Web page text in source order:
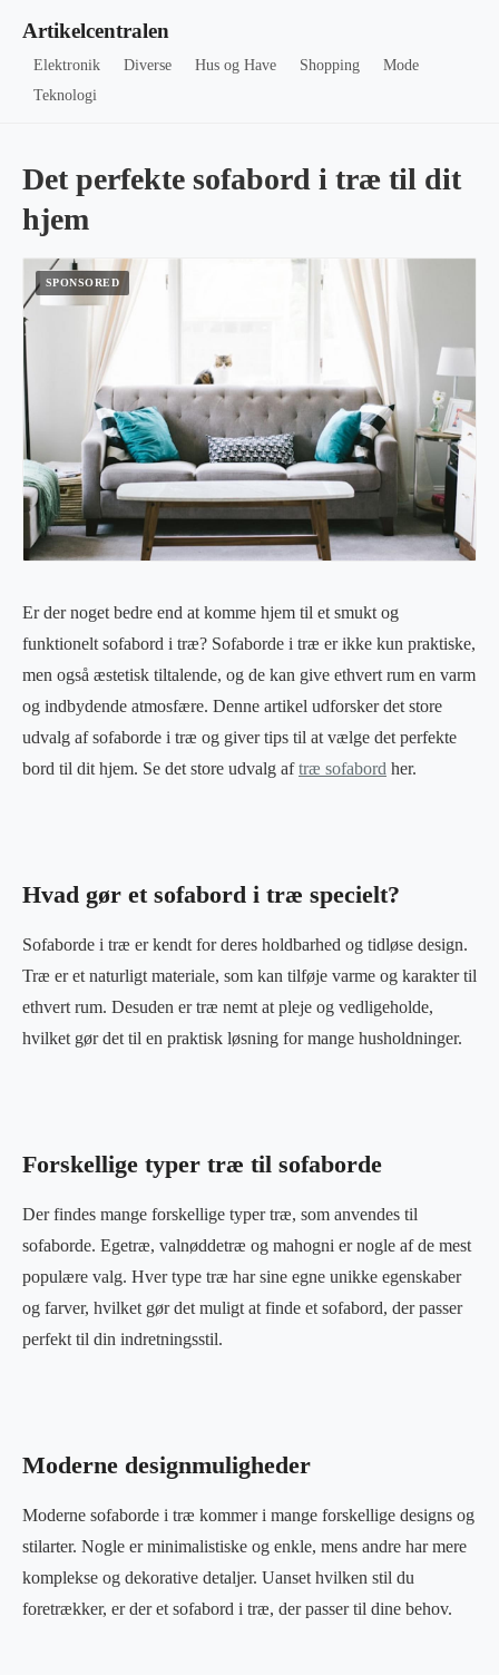
Artikelcentralen
Elektronik Diverse Hus og Have Shopping
Mode
Teknologi
Det perfekte sofabord i træ til dit
hjem
Er der noget bedre end at komme hjem til et smukt og
funktionelt sofabord i træ? Sofaborde i træ er ikke kun praktiske,
men også æstetisk tiltalende, og de kan give ethvert rum en varm
og indbydende atmosfære. Denne artikel udforsker det store
udvalg af sofaborde i træ og giver tips til at vælge det perfekte
bord til dit hjem. Se det store udvalg aftræ sofabord her.
Hvad gør et sofabord i træ specielt?
Sofaborde i træ er kendt for deres holdbarhed og tidløse design.
Træ er et naturligt materiale, som kan tilføje varme og karakter til
ethvert rum. Desuden er træ nemt at pleje og vedligeholde,
hvilket gør det til en praktisk løsning for mange husholdninger.
Forskellige typer træ til sofaborde
Der findes mange forskellige typer træ, som anvendes til
sofaborde. Egetræ, valnøddetræ og mahogni er nogle af de mest
populære valg. Hver type træ har sine egne unikke egenskaber
og farver, hvilket gør det muligt at finde et sofabord, der passer
perfekt til din indretningsstil.
Moderne designmuligheder
Moderne sofaborde i træ kommer i mange forskellige designs og
stilarter. Nogle er minimalistiske og enkle, mens andre har mere
komplekse og dekorative detaljer. Uanset hvilken stil du
foretrækker, er der et sofabord i træ, der passer til dine behov.